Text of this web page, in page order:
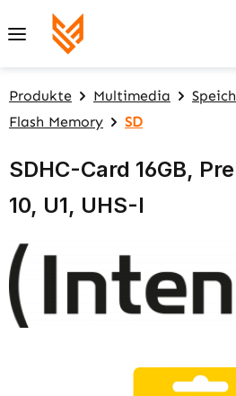
Zum Hauptinhalt springen
Produkte Multimedia
Flash Memory
SD
SDHC-Card 16GB,
10, U1, UHS-I
Bildergalerie überspringen